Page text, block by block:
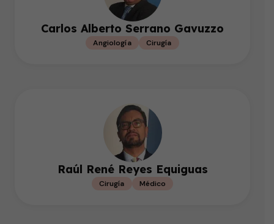
Carlos Alberto Serrano Gavuzzo
Angiología Cirugía
Raúl René Reyes Equiguas
Cirugía Médico